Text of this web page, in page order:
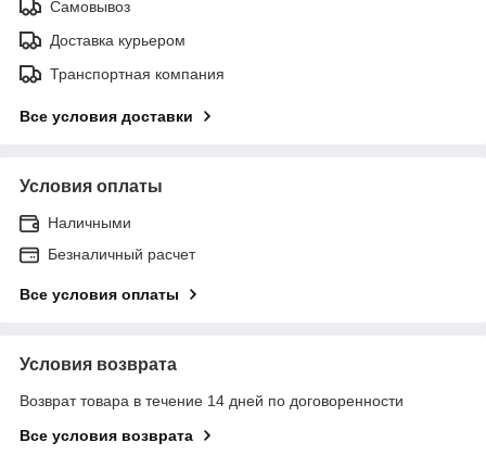
Самовывоз
Доставка курьером
Транспортная компания
Все условия доставки
Условия оплаты
Наличными
Безналичный расчет
Все условия оплаты
Условия возврата
Возврат товара в течение 14 дней по договоренности
Все условия возврата